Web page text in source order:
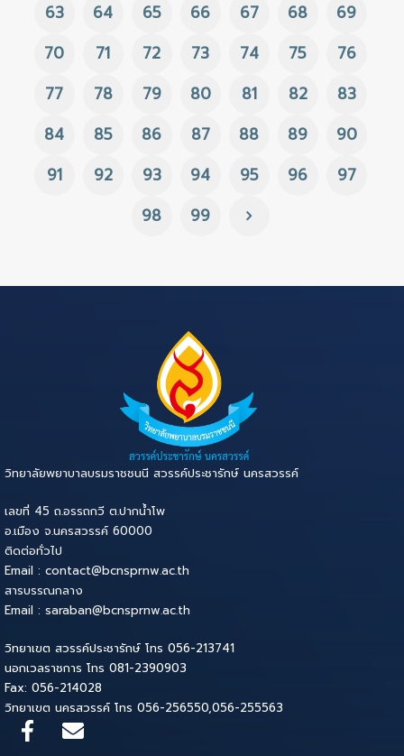
63
64 65 66 67 68
69
70
71 72 73 74 75
76
77
78 79 80 81 82
83
84
85 86 87 88 89
90
91
92 93 94 95 96
97
98
99
วิทยาลัยพยาบาลบรมราชชนนี สวรรค์ประชารักษ์ นครสวรรค์
เลขที่ 45 ถ.อรรถกวี ต.ปากน้ำโพ
อ.เมือง จ.นครสวรรค์ 60000
ติดต่อทั่วไป
Email : contact@bcnsprnw.ac.th
สารบรรณกลาง
Email : saraban@bcnsprnw.ac.th
วิทยาเขต สวรรค์ประชารักษ์ โทร 056-213741
นอกเวลราชการ โทร 081-2390903
Fax: 056-214028
วิทยาเขต นครสวรรค์ โทร 056-256550,056-255563